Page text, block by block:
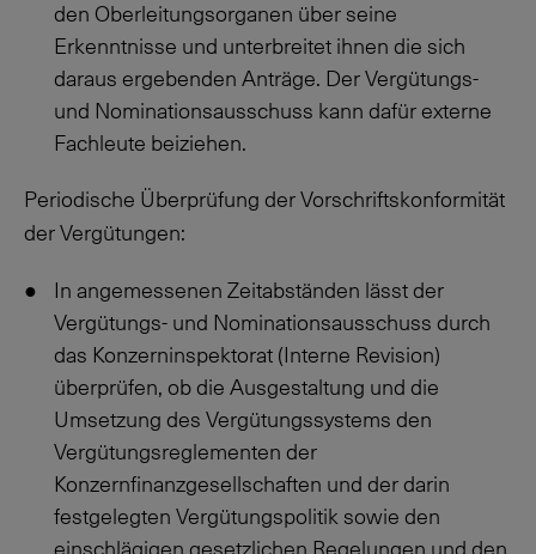
den Oberleitungsorganen über seine
Erkenntnisse und unterbreitet ihnen die sich
daraus ergebenden Anträge. Der Vergütungs-
und Nominationsausschuss kann dafür externe
Fachleute beiziehen.
Periodische Überprüfung der Vorschriftskonformität
der Vergütungen:
In angemessenen Zeitabständen lässt der
Vergütungs- und Nominationsausschuss durch
das Konzerninspektorat (Interne Revision)
überprüfen, ob die Ausgestaltung und die
Umsetzung des Vergütungssystems den
Vergütungsreglementen der
Konzernfinanzgesellschaften und der darin
festgelegten Vergütungspolitik sowie den
einschlägigen gesetzlichen Regelungen und den